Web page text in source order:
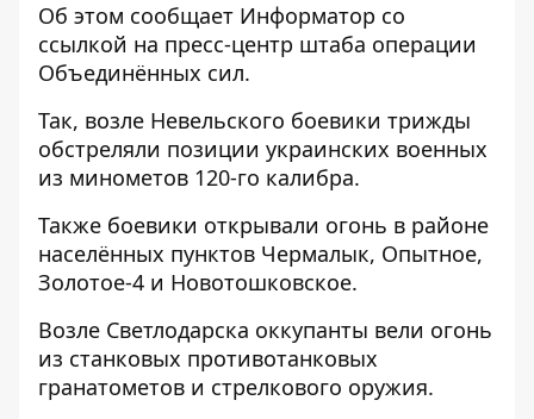
Об этом сообщает Информатор со
ссылкой на пресс-центр штаба операции
Объединённых сил.
Так, возле Невельского боевики трижды
обстреляли позиции украинских военных
из минометов 120-го калибра.
Также боевики открывали огонь в районе
населённых пунктов Чермалык, Опытное,
Золотое-4 и Новотошковское.
Возле Светлодарска оккупанты вели огонь
из станковых противотанковых
гранатометов и стрелкового оружия.